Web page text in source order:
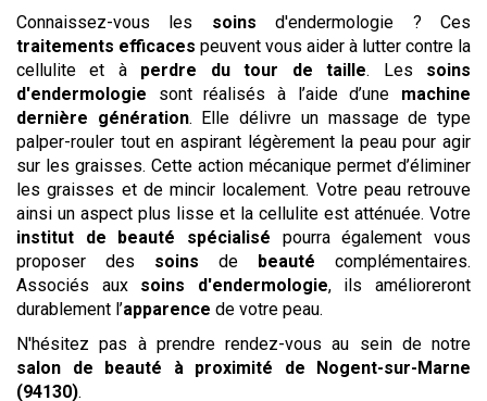
Connaissez-vous les soins d'endermologie ? Ces
traitements efficaces peuvent vous aider à lutter contre la
cellulite et à perdre du tour de taille. Les soins
d'endermologie sont réalisés à l’aide d’une machine
dernière génération. Elle délivre un massage de type
palper-rouler tout en aspirant légèrement la peau pour agir
sur les graisses. Cette action mécanique permet d’éliminer
les graisses et de mincir localement. Votre peau retrouve
ainsi un aspect plus lisse et la cellulite est atténuée. Votre
institut de beauté spécialisé pourra également vous
proposer des soins de beauté complémentaires.
Associés aux soins d'endermologie, ils amélioreront
durablement l’apparence de votre peau.
N'hésitez pas à prendre rendez-vous au sein de notre
salon
de beauté
à proximité de Nogent-sur-Marne
(94130).